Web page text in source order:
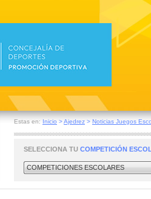
Estas en: Inicio >Ajedrez > Noticias Juegos
SELECCIONA TU COMPETICIÓN
COMPETICIONES ESCOLARES